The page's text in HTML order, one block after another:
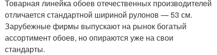
Товарная линейка обоев отечественных производителей
отличается стандартной шириной рулонов — 53 см.
Зарубежные фирмы выпускают на рынок богатый
ассортимент обоев, но опираются уже на свои
стандарты.